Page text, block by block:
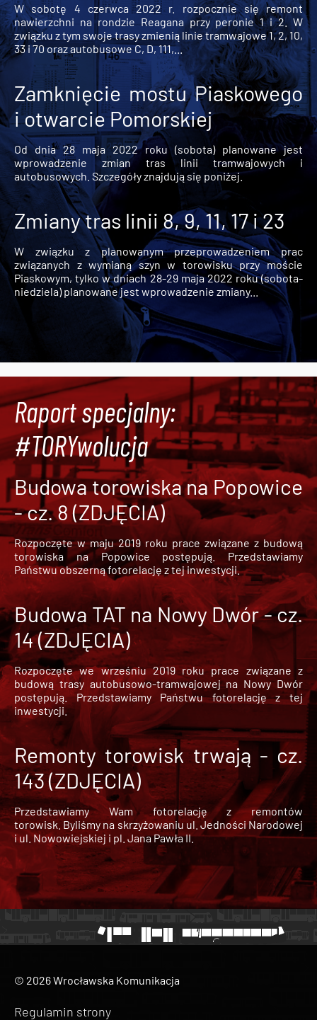
W sobotę 4 czerwca 2022 r. rozpocznie się remont
nawierzchni na rondzie Reagana przy peronie 1 i 2. W
związku z tym swoje trasy zmienią linie tramwajowe 1, 2, 10,
33 i 70 oraz autobusowe C, D, 111,...
Zamknięcie mostu Piaskowego
i otwarcie Pomorskiej
Od dnia 28 maja 2022 roku (sobota) planowane jest
wprowadzenie zmian tras linii tramwajowych i
autobusowych. Szczegóły znajdują się poniżej.
Zmiany tras linii 8, 9, 11, 17 i 23
W związku z planowanym przeprowadzeniem prac
związanych z wymianą szyn w torowisku przy moście
Piaskowym, tylko w dniach 28-29 maja 2022 roku (sobota-
niedziela) planowane jest wprowadzenie zmiany...
Raport specjalny:
#TORYwolucja
Budowa torowiska na Popowice
- cz. 8 (ZDJĘCIA)
Rozpoczęte w maju 2019 roku prace związane z budową
torowiska na Popowice
postępują. Przedstawiamy
Państwu obszerną fotorelację z tej inwestycji.
Budowa TAT na Nowy Dwór - cz.
14 (ZDJĘCIA)
Rozpoczęte we wrześniu 2019 roku prace związane z
budową trasy autobusowo-tramwajowej na Nowy Dwór
postępują. Przedstawiamy Państwu fotorelację z tej
inwestycji.
Remonty torowisk trwają - cz.
143 (ZDJĘCIA)
Przedstawiamy Wam fotorelację z remontów
torowisk. Byliśmy na skrzyżowaniu ul. Jedności Narodowej
i ul. Nowowiejskiej i pl. Jana Pawła II.
© 2026 Wrocławska Komunikacja
Regulamin strony